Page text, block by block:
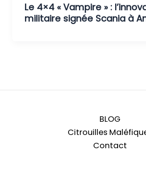
Le 4×4 « Vampire » :
militaire signée Scania à
BLOG
Citrouilles
Contact